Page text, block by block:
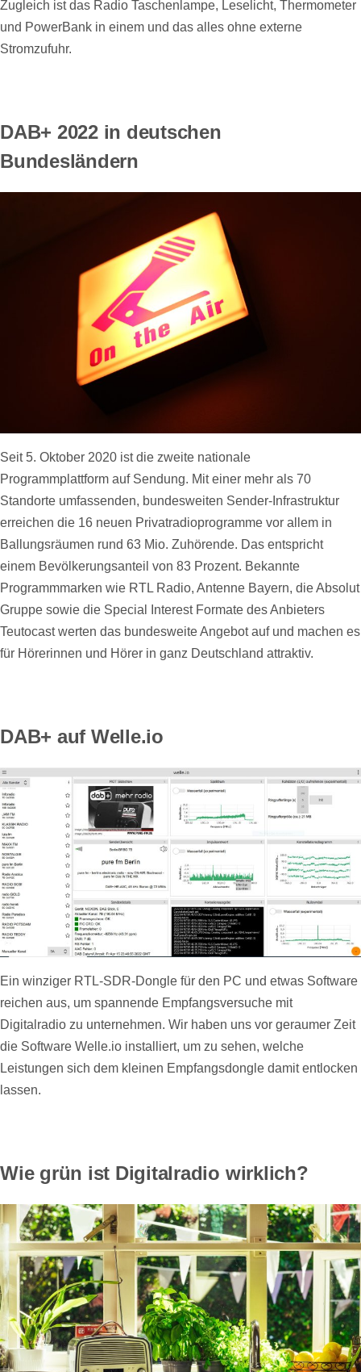
Zugleich ist das Radio Taschenlampe, Leselicht, Thermometer
und PowerBank in einem und das alles ohne externe
Stromzufuhr.
DAB+ 2022 in deutschen
Bundesländern
Seit 5. Oktober 2020 ist die zweite nationale
Programmplattform auf Sendung. Mit einer mehr als 70
Standorte umfassenden, bundesweiten Sender-Infrastruktur
erreichen die 16 neuen Privatradioprogramme vor allem in
Ballungsräumen rund 63 Mio. Zuhörende. Das entspricht
einem Bevölkerungsanteil von 83 Prozent. Bekannte
Programmmarken wie RTL Radio, Antenne Bayern, die Absolut
Gruppe sowie die Special Interest Formate des Anbieters
Teutocast werten das bundesweite Angebot auf und machen es
für Hörerinnen und Hörer in ganz Deutschland attraktiv.
DAB+ auf Welle.io
Ein winziger RTL-SDR-Dongle für den PC und etwas Software
reichen aus, um spannende Empfangsversuche mit
Digitalradio zu unternehmen. Wir haben uns vor geraumer Zeit
die Software Welle.io installiert, um zu sehen, welche
Leistungen sich dem kleinen Empfangsdongle damit entlocken
lassen.
Wie grün ist Digitalradio wirklich?